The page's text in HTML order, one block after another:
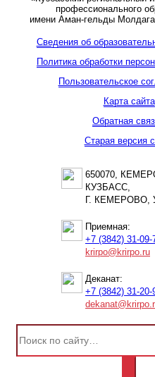
профессионального
имени Аман-гельды
Сведения об
Политика обработки
Пользовательское
Карта сайта
Обратная
Старая версия
650070,
КУЗБАСС,
Г. КЕМЕРОВО,
Приемная:
+7 (3842) 31-09-
krirpo@krirpo.ru
Деканат:
+7 (3842) 31-20-